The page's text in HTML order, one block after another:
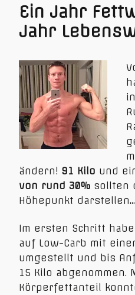
Ein Jahr
Jahr
ändern! 91 Kilo und
von rund 30% sollten
Höhepunkt darstellen…
Im ersten Schritt
auf Low-Carb mit
umgestellt und bis
15 Kilo abgenommen.
Körperfettanteil